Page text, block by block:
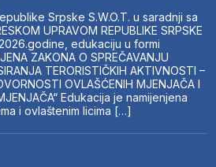
Srpske S.W.O.T. u saradnji sa
UPRAVOM REPUBLIKE SRPSKE
edukaciju u formi
ZAKONA O SPREČAVANJU
TERORISTIČKIH AKTIVNOSTI –
OVLAŠĆENIH MJENJAČA I
Edukacija je namijenjena
i ovlaštenim licima […]